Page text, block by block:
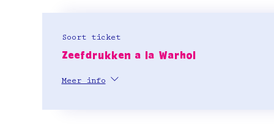
Soort ticket
Zeefdrukken a la Warhol
Meer info